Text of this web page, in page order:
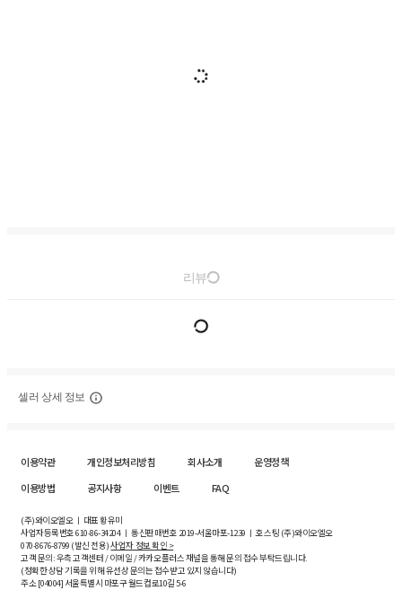
리뷰
셀러 상세 정보
이용약관 개인정보처리방침 회사소개
운영정책
이용방법
공지사항 이벤트 FAQ
(주)와이오엘오 ㅣ 대표 황유미
사업자등록번호610-86-34204ㅣ 통신판매번호 2019-서울마포-1239 ㅣ 호스팅 (주)와이오엘오
070-8676-8799 (발신 전용)사업자 정보 확인 >
고객 문의: 우측 고객센터 / 이메일 / 카카오플러스 채널을 통해 문의 접수 부탁드립니다.
(정확한 상담 기록을 위해 유선상 문의는 접수받고 있지 않습니다)
주소 [04004] 서울특별시 마포구 월드컵로10길5-6